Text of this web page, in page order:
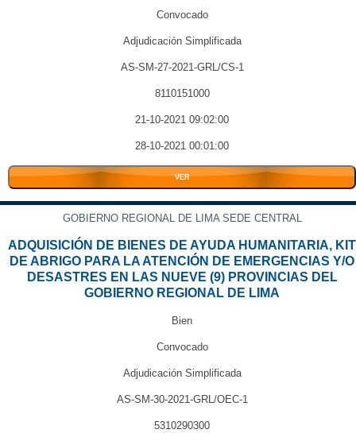
Convocado
Adjudicación Simplificada
AS-SM-27-2021-GRL/CS-1
8110151000
21-10-2021 09:02:00
28-10-2021 00:01:00
VER
GOBIERNO REGIONAL DE LIMA SEDE CENTRAL
ADQUISICIÓN DE BIENES DE AYUDA HUMANITARIA, KIT
DE ABRIGO PARA LA ATENCIÓN DE EMERGENCIAS Y/O
DESASTRES EN LAS NUEVE (9) PROVINCIAS DEL
GOBIERNO REGIONAL DE LIMA
Bien
Convocado
Adjudicación Simplificada
AS-SM-30-2021-GRL/OEC-1
5310290300